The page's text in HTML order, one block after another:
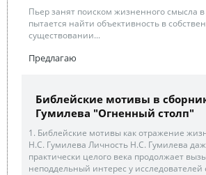
Пьер занят поиском жизненного смысла
пытается найти объективность в
существовании...
Предлагаю
Библейские мотивы в
Гумилева "Огненный столп"
1. Библейские мотивы как отражение
Н.С. Гумилева Личность Н.С. Гумилева
практически целого века продолжает
неподдельный интерес у исследователей